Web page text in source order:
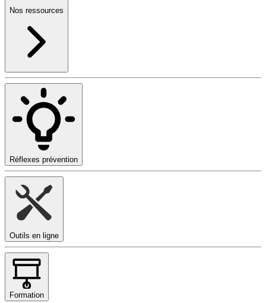
Nos ressources
Réflexes prévention
Outils en ligne
Formation